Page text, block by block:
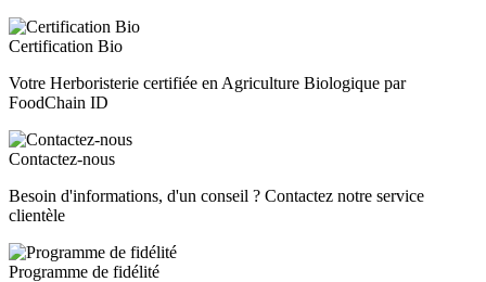
Certification Bio
Votre Herboristerie certifiée en Agriculture Biologique par
FoodChain ID
Contactez-nous
Besoin d'informations, d'un conseil ? Contactez notre service
clientèle
Programme de fidélité